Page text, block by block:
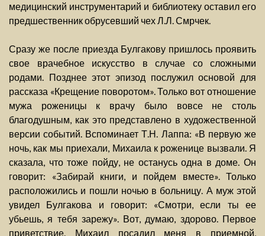
медицинский инструментарий и библиотеку оставил его
предшественник обрусевший чех Л.Л. Смрчек.
Сразу же после приезда Булгакову пришлось проявить
свое врачебное искусство в случае со сложными
родами. Позднее этот эпизод послужил основой для
рассказа «Крещение поворотом». Только вот отношение
мужа роженицы к врачу было вовсе не столь
благодушным, как это представлено в художественной
версии событий. Вспоминает Т.Н. Лаппа: «В первую же
ночь, как мы приехали, Михаила к роженице вызвали. Я
сказала, что тоже пойду, не останусь одна в доме. Он
говорит: «Забирай книги, и пойдем вместе». Только
расположились и пошли ночью в больницу. А муж этой
увидел Булгакова и говорит: «Смотри, если ты ее
убьешь, я тебя зарежу». Вот, думаю, здорово. Первое
приветствие. Михаил посадил меня в приемной,